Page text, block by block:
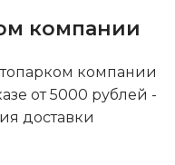
компании
компании
от 5000 рублей -
доставки